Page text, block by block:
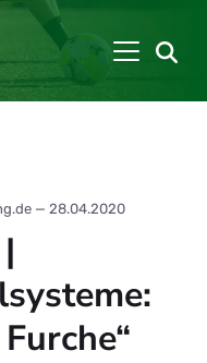
— 28.04.2020